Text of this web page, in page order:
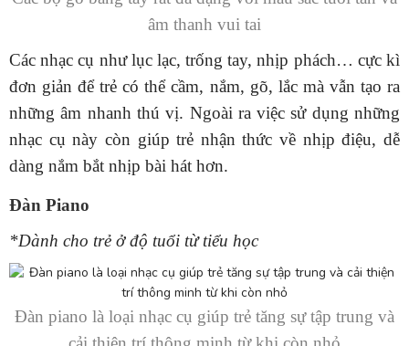
âm thanh vui tai
Các nhạc cụ như lục lạc, trống tay, nhịp phách… cực kì
đơn giản để trẻ có thể cầm, nắm, gõ, lắc mà vẫn tạo ra
những âm nhanh thú vị. Ngoài ra việc sử dụng những
nhạc cụ này còn giúp trẻ nhận thức về nhịp điệu, dễ
dàng nắm bắt nhịp bài hát hơn.
Đàn Piano
*Dành cho trẻ ở độ tuổi từ tiểu học
Đàn piano là loại nhạc cụ giúp trẻ tăng sự tập trung và